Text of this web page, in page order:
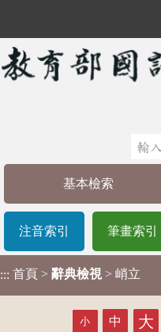
基本檢索
注音索引 筆畫索引
::: 首頁 > 辭典檢視 > 峭立
小 中 大